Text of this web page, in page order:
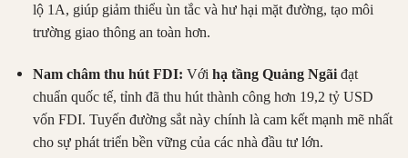
lộ 1A, giúp giảm thiểu ùn tắc và hư hại mặt đường, tạo môi
trường giao thông an toàn hơn.
Nam châm thu hút FDI: Với hạ tầng Quảng Ngãiđạt
chuẩn quốc tế, tỉnh đã thu hút thành công hơn 19,2 tỷ USD
vốn FDI. Tuyến đường sắt này chính là cam kết mạnh mẽ nhất
cho sự phát triển bền vững của các nhà đầu tư lớn.